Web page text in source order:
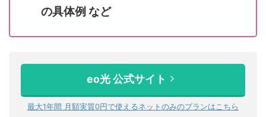
の具体例 など
eo光 公式サイト
最大1年間 月額実質0円で使えるネットのみのプランはこちら